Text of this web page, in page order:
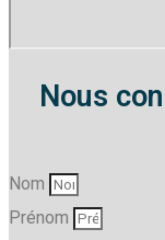
Nous
Nom
Prénom